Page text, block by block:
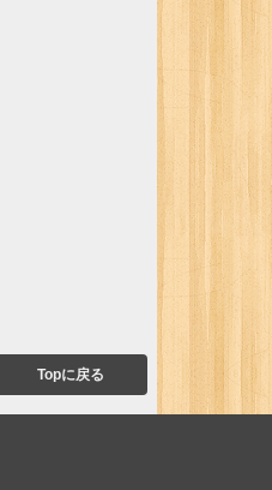
Topに戻る